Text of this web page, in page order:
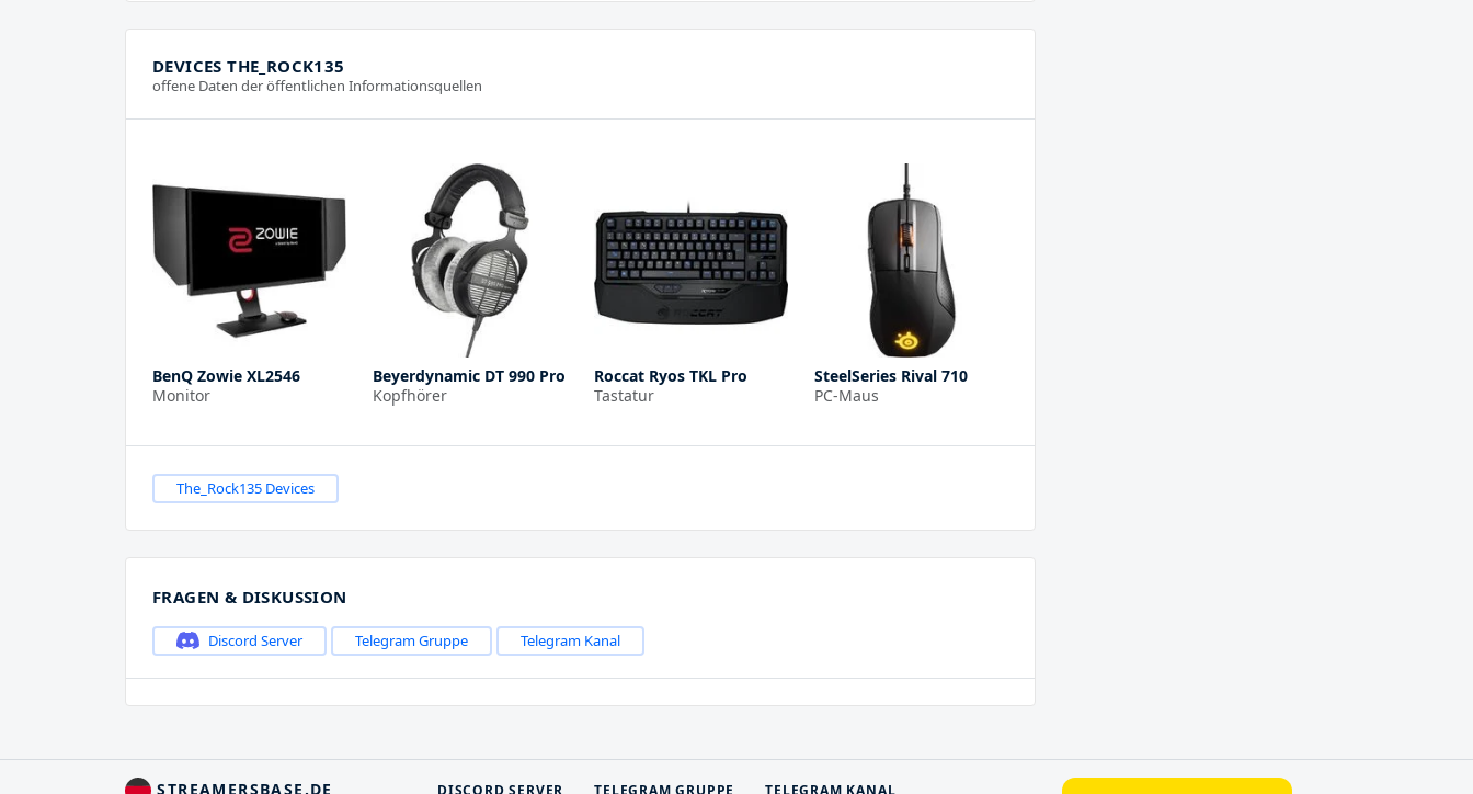
DEVICES THE_ROCK135
offene Daten der öffentlichen Informationsquellen
BenQ Zowie XL2546
Monitor
Beyerdynamic DT 990 Pro
Kopfhörer
Roccat Ryos TKL Pro
Tastatur
SteelSeries Rival 710
PC-Maus
The_Rock135 Devices
FRAGEN & DISKUSSION
Discord Server Telegram Gruppe Telegram Kanal
STREAMERSBASE.DE DISCORD SERVER TELEGRAM GRUPPE TELEGRAM KANAL